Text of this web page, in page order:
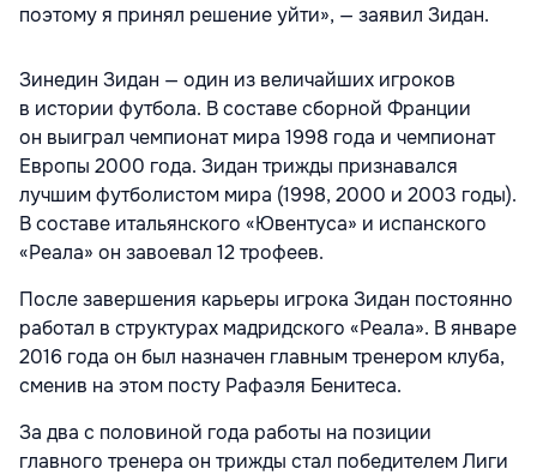
поэтому я принял решение уйти», — заявил Зидан.
Зинедин Зидан — один из величайших игроков
в истории футбола. В составе сборной Франции
он выиграл чемпионат мира 1998 года и чемпионат
Европы 2000 года. Зидан трижды признавался
лучшим футболистом мира (1998, 2000 и 2003 годы).
В составе итальянского «Ювентуса» и испанского
«Реала» он завоевал 12 трофеев.
После завершения карьеры игрока Зидан постоянно
работал в структурах мадридского «Реала». В январе
2016 года он был назначен главным тренером клуба,
сменив на этом посту Рафаэля Бенитеса.
За два с половиной года работы на позиции
главного тренера он трижды стал победителем Лиги